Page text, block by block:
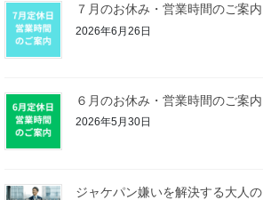
７月のお休み・営業時間のご案内
2026年6月26日
６月のお休み・営業時間のご案内
2026年5月30日
ジャケパン嫌いを解決する大人の